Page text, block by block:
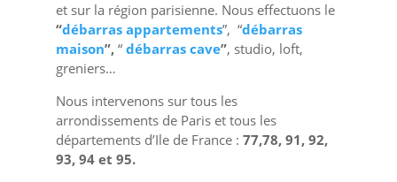
et sur la région parisienne. Nous effectuons le
“débarras appartements”, “débarras
maison”,“ débarras cave”, studio, loft,
greniers…
Nous intervenons sur tous les
arrondissements de Paris et tous les
départements d’Ile de France : 77,78, 91, 92,
93, 94 et 95.